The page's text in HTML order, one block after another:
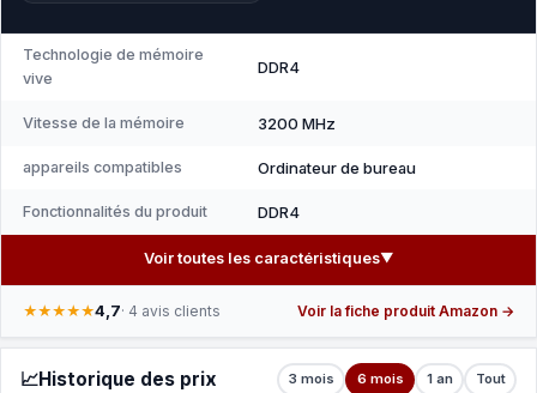
Technologie de mémoire
vive
DDR4
Vitesse de la mémoire 3200 MHz
appareils compatibles Ordinateur de bureau
Fonctionnalités du produit DDR4
Voir toutes les caractéristiques▼
★★★★★4,7· 4 avis clients Voir la fiche produit Amazon →
📈Historique des prix 3 mois 6 mois 1 an Tout